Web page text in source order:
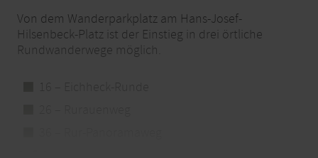
Von dem Wanderparkplatz am Hans-Josef-
Hilsenbeck-Platz ist der Einstieg in drei örtliche
Rundwanderwege möglich.